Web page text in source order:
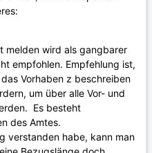
melden wird als gangbarer
empfohlen. Empfehlung ist,
Vorhaben z beschreiben
um über alle Vor- und
Es besteht
des Amtes.
verstanden habe, kann man